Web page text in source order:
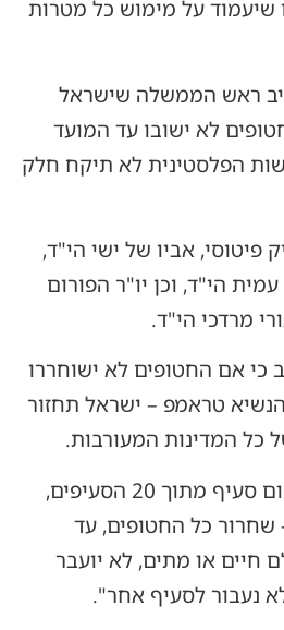
על מימוש כל מטרות
ראש הממשלה שישראל
לא ישובו עד המועד
הפלסטינית לא תיקח חלק
פיטוסי, אביו של ישי הי"ד,
הי"ד, וכן יו"ר הפורום
מרדכי הי"ד.
אם החטופים לא ישוחררו
טראמפ – ישראל תחזור
כל המדינות המעורבות.
"ישראל לא תעבור לשום סעיף מתוך 20 הסעיפים,
כל החטופים, עד
חיים או מתים, לא יועבר
נעבור לסעיף אחר".